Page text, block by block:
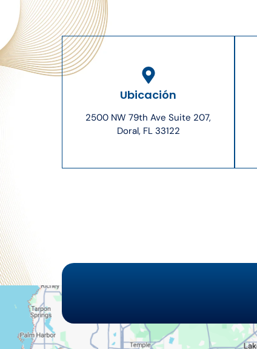
Ubicación
2500 NW 79th Ave Suite 207,
Doral, FL 33122